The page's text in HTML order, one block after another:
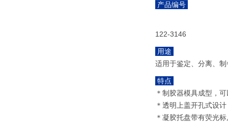
产品编号
122-3146
用途
适用于鉴定、分离、
特点
＊制胶器模具成型，
＊透明上盖开孔式设
＊凝胶托盘带有荧光